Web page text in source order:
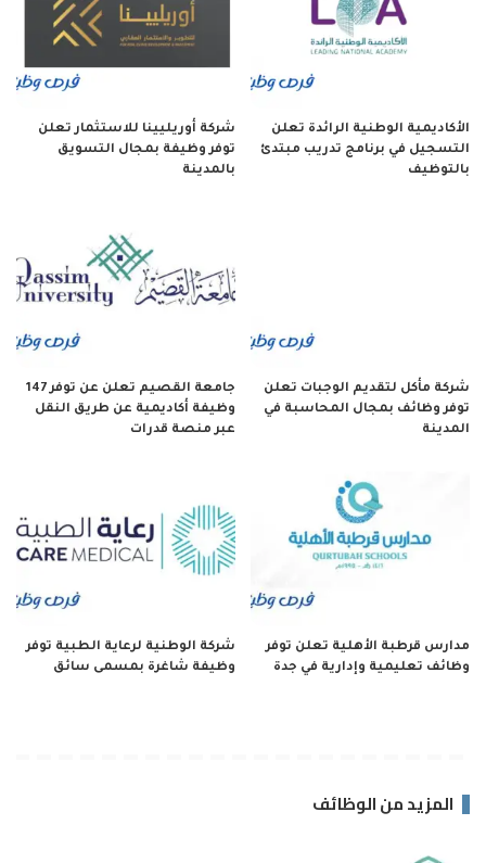
الأكاديمية الوطنية الرائدة تعلن
التسجيل في برنامج تدريب مبتدئ
بالتوظيف
شركة أوريليينا للاستثمار تعلن
توفر وظيفة بمجال التسويق
بالمدينة
شركة مأكل لتقديم الوجبات تعلن
توفر وظائف بمجال المحاسبة في
المدينة
جامعة القصيم تعلن عن توفر 147
وظيفة أكاديمية عن طريق النقل
عبر منصة قدرات
مدارس قرطبة الأهلية تعلن توفر
وظائف تعليمية وإدارية في جدة
شركة الوطنية لرعاية الطبية توفر
وظيفة شاغرة بمسمى سائق
المزيد من الوظائف